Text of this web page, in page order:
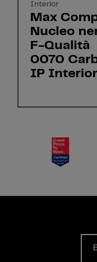
Interior
Max
Nucleo
F-Qualità
0070
IP